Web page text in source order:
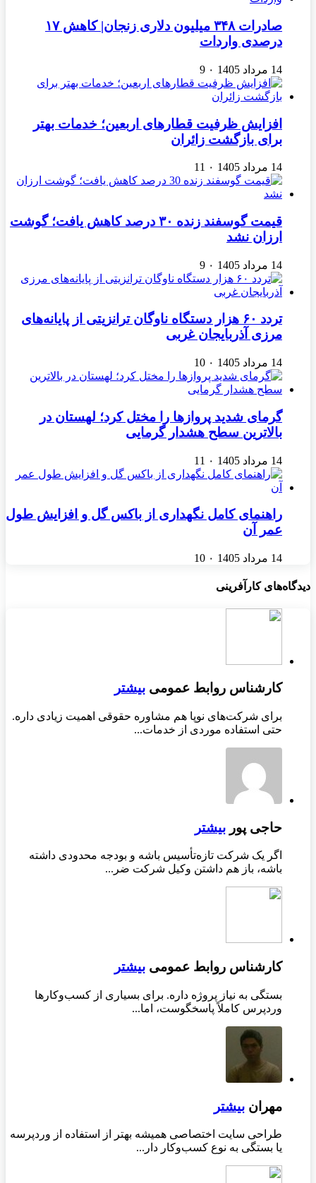
صادرات ۳۴۸ میلیون دلاری زنجان| ‌کاهش ۱۷
درصدی واردات
14 مرداد 1405 ۰ 9
افزایش ظرفیت قطارهای اربعین؛ خدمات بهتر
برای بازگشت زائران
14 مرداد 1405 ۰ 11
قیمت گوسفند زنده ۳۰ درصد کاهش یافت؛ گوشت
ارزان نشد
14 مرداد 1405 ۰ 9
تردد ۶۰ هزار دستگاه ناوگان ترانزیتی از پایانه‌های
مرزی آذربایجان ‌غربی
14 مرداد 1405 ۰ 10
گرمای شدید پروازها را مختل کرد؛ لهستان در
بالاترین سطح هشدار گرمایی
14 مرداد 1405 ۰ 11
راهنمای کامل نگهداری از باکس گل و افزایش طول
عمر آن
14 مرداد 1405 ۰ 10
دیدگاه‌های کارآفرینی
کارشناس روابط عمومی بیشتر
برای شرکت‌های نوپا هم مشاوره حقوقی اهمیت زیادی داره.
حتی استفاده موردی از خدمات...
حاجی پور بیشتر
اگر یک شرکت تازه‌تأسیس باشه و بودجه محدودی داشته
باشه، باز هم داشتن وکیل شرکت ضر...
کارشناس روابط عمومی بیشتر
بستگی به نیاز پروژه داره. برای بسیاری از کسب‌وکارها
وردپرس کاملاً پاسخگوست، اما...
مهران بیشتر
طراحی سایت اختصاصی همیشه بهتر از استفاده از وردپرسه
یا بستگی به نوع کسب‌وکار دار...